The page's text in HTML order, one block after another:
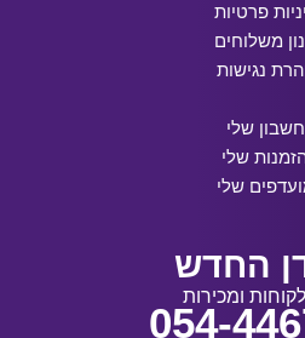
פרטיות
משלוחים
נגישות
שלי
שלי
שלי
החדש
ומכירות
054-